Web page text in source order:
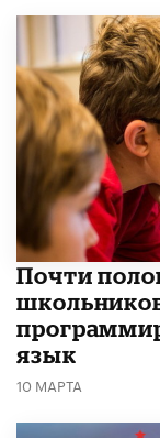
Почти
язык
10 МАРТА